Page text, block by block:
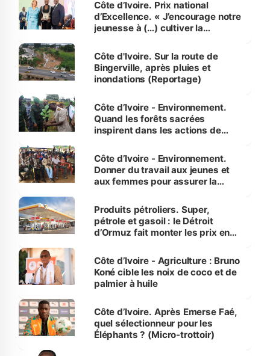
Côte d’Ivoire. Prix national
d’Excellence. « J’encourage notre
jeunesse à (…) cultiver la
(Alassane Ouattara
Côte d'Ivoire. Sur la route de
Bingerville, après pluies et
inondations (Reportage)
Côte d’Ivoire - Environnement.
Quand les forêts sacrées
inspirent dans les actions de
Côte d’Ivoire - Environnement.
Donner du travail aux jeunes et
aux femmes pour assurer la
menacées
Produits pétroliers. Super,
pétrole et gasoil : le Détroit
d’Ormuz fait monter les prix en
Côte d’Ivoire - Agriculture : Bruno
Koné cible les noix de coco et de
palmier à huile
Côte d’Ivoire. Après Emerse Faé,
quel sélectionneur pour les
Éléphants ? (Micro-trottoir)